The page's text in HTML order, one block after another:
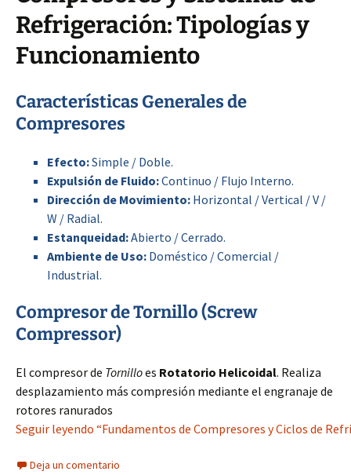
Refrigeración: Tipologías y
Funcionamiento
Características Generales de
Compresores
Efecto:Simple / Doble.
Expulsión de Fluido:Continuo / Flujo Interno.
Dirección de Movimiento: Horizontal / Vertical / V /
W / Radial.
Estanqueidad:Abierto / Cerrado.
Ambiente de Uso: Doméstico / Comercial /
Industrial.
Compresor de Tornillo (Screw
Compressor)
El compresor de Tornilloes Rotatorio Helicoidal. Realiza
desplazamiento más compresión mediante el engranaje de
rotores ranurados
Seguir leyendo “Fundamentos de Compresores y Ciclos de
Deja un comentario